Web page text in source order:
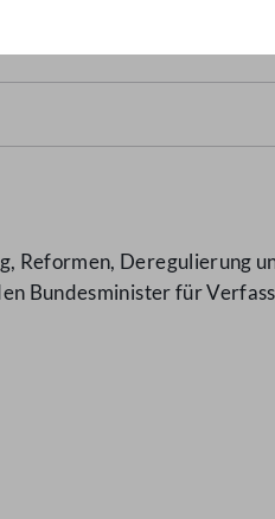
Deregulierung
Bundesminister für